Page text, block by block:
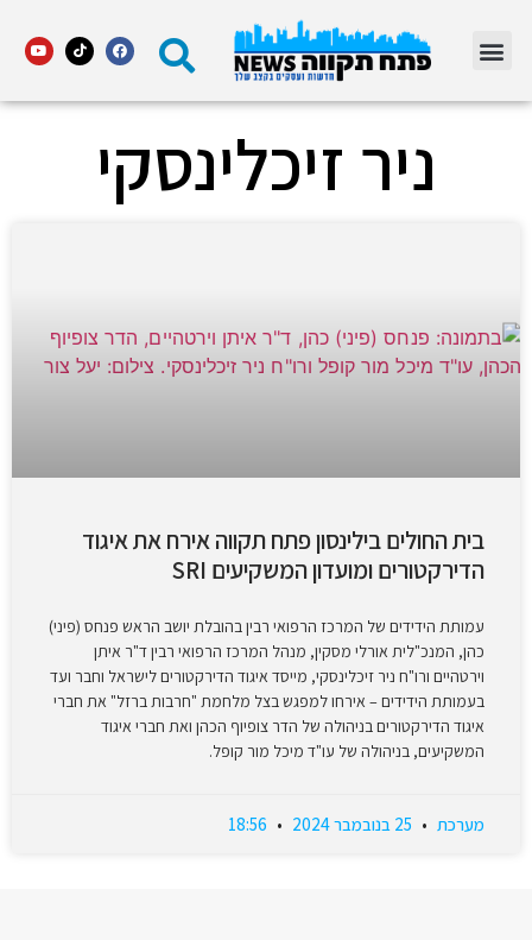
ניר זיכלינסקי
בית החולים בילינסון פתח תקווה אירח את איגוד
הדירקטורים ומועדון המשקיעים SRI
עמותת הידידים של המרכז הרפואי רבין בהובלת יושב הראש פנחס (פיני)
כהן, המנכ"לית אורלי מסקין, מנהל המרכז הרפואי רבין ד"ר איתן
וירטהיים ורו"ח ניר זיכלינסקי, מייסד איגוד הדירקטורים לישראל וחבר ועד
בעמותת הידידים – אירחו למפגש בצל מלחמת "חרבות ברזל" את חברי
איגוד הדירקטורים בניהולה של הדר צופיוף הכהן ואת חברי איגוד
המשקיעים, בניהולה של עו"ד מיכל מור קופל.
מערכת